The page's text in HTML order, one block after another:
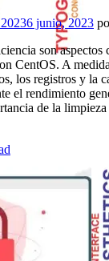
6 junio, 2023
son aspectos
CentOS. A
los registros y la
el rendimiento
de la
la velocidad